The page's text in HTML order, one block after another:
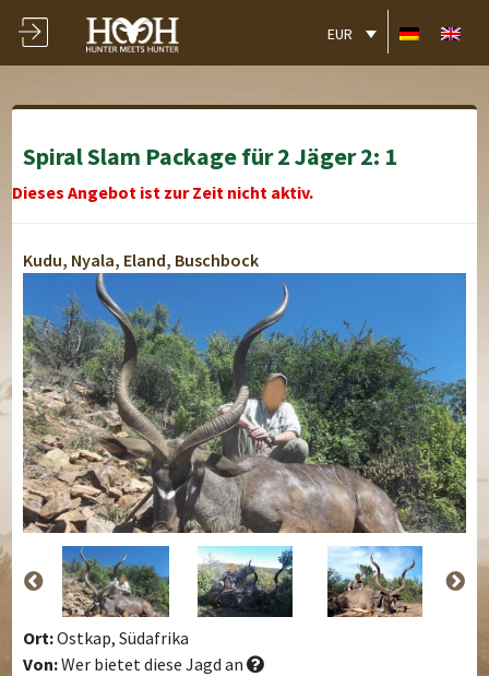
EUR
Spiral Slam Package für 2 Jäger 2: 1
Dieses Angebot ist zur Zeit nicht aktiv.
Kudu, Nyala, Eland, Buschbock
Ort:Ostkap, Südafrika
Von:Wer bietet diese Jagd an